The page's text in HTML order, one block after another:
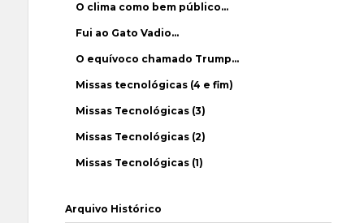
O clima como bem público…
Fui ao Gato Vadio…
O equívoco chamado Trump…
Missas tecnológicas (4 e fim)
Missas Tecnológicas (3)
Missas Tecnológicas (2)
Missas Tecnológicas (1)
Arquivo Histórico